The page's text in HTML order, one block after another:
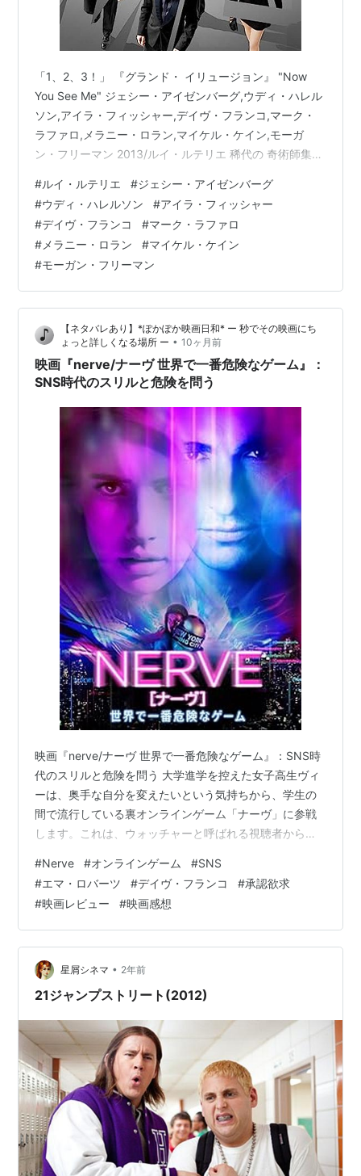
「1、2、3！」 『グランド・ イリュージョン』 "Now
You See Me" ジェシー・アイゼンバーグ,ウディ・ハレル
ソン,アイラ・フィッシャー,デイヴ・フランコ,マーク・
ラファロ,メラニー・ロラン,マイケル・ケイン,モーガ
ン・フリーマン 2013/ルイ・ルテリエ 稀代の 奇術師集団
www.youtube.com テクニックはピカ一の 自己中マジシ
ャン ダニエル・アトラス 人を自在に操れる 能天気メン
タリスト メリット・マッキニー インパクトで勝負！な
紅一点のマジシャン ヘンリー・リーヴス スリもお手の物
な マジシャン見習い ジャック・ワイルダー…
#ルイ・ルテリエ #ジェシー・アイゼンバーグ
#ウディ・ハレルソン #アイラ・フィッシャー
#デイヴ・フランコ #マーク・ラファロ
# メラニー・ロラン #マイケル・ケイン
#モーガン・フリーマン
【ネタバレあり】*ぽかぽか映画日和* ー 秒でその映画にち
ょっと詳しくなる場所 ー • 10ヶ月前
映画『nerve/ナーヴ 世界で一番危険なゲーム』：
SNS時代のスリルと危険を問う
映画『nerve/ナーヴ 世界で一番危険なゲーム』：SNS時
代のスリルと危険を問う 大学進学を控えた女子高生ヴィ
ーは、奥手な自分を変えたいという気持ちから、学生の
間で流行している裏オンラインゲーム「ナーヴ」に参戦
します。これは、ウォッチャーと呼ばれる視聴者からの
危険なゲームです。最初の指令をきっかけに謎の男イア
ンとペアを組んだヴィーは、次々と過激なミッションを
達成し、一夜にして有名人となります。しかし、挑戦内
容はどんどんとエスカレートし、ついには命を脅かすほ
どの危険なミッションが課せられます。途中棄権が許さ
れないこのゲームで、ヴィーは無事に朝を…
#Nerve #オンラインゲーム #SNS
#エマ・ロバーツ #デイヴ・フランコ #承認欲求
#映画レビュー #映画感想
星屑シネマ • 2年前
21ジャンプストリート(2012)